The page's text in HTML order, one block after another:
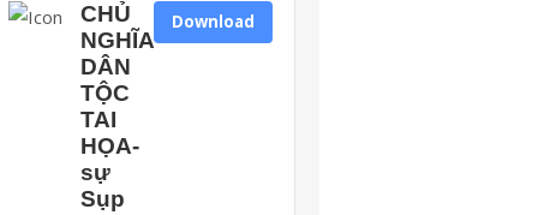
CHỦ
NGHĨA
DÂN
TỘC
TAI
HỌA-
sự
Sụp
Download